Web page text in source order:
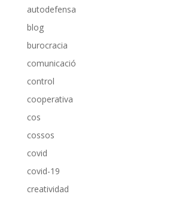
autodefensa
blog
burocracia
comunicació
control
cooperativa
cos
cossos
covid
covid-19
creatividad